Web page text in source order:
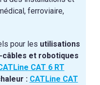
ferroviaire,
pour les utilisations
et robotiques
CAT 6 RT
: CATLine CAT